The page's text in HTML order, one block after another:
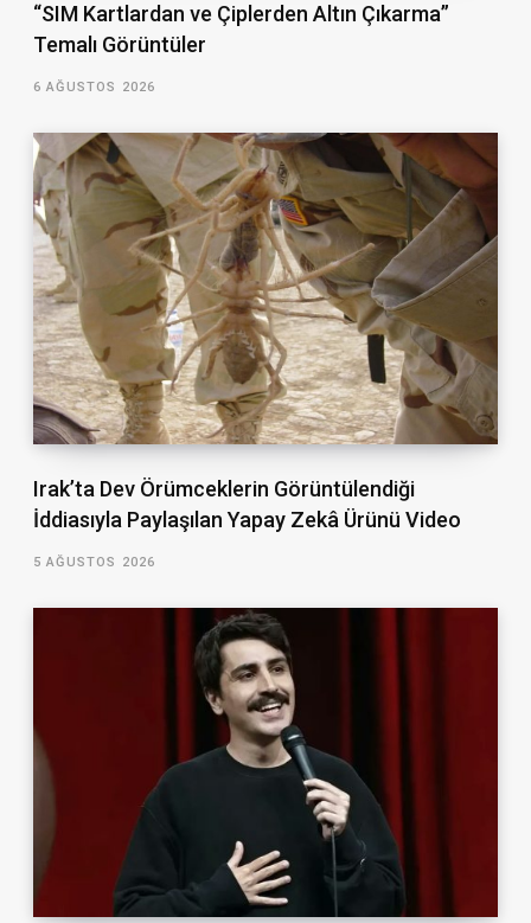
“SIM Kartlardan ve Çiplerden Altın Çıkarma”
Temalı Görüntüler
6 AĞUSTOS 2026
Irak’ta Dev Örümceklerin Görüntülendiği
İddiasıyla Paylaşılan Yapay Zekâ Ürünü Video
5 AĞUSTOS 2026